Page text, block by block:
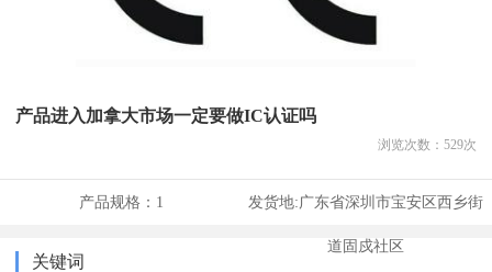
产品进入加拿大市场一定要做IC认证吗
浏览次数： 529次
产品规格： 1 发货地:广东省深圳市宝安区西乡街
道固戍社区
关键词